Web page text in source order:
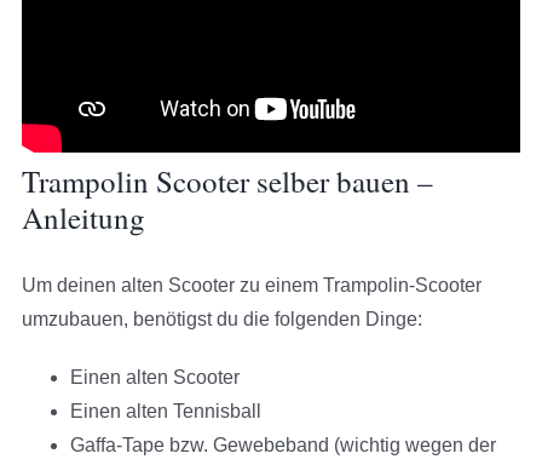
Trampolin Scooter selber bauen –
Anleitung
Um deinen alten Scooter zu einem Trampolin-Scooter
umzubauen, benötigst du die folgenden Dinge:
Einen alten Scooter
Einen alten Tennisball
Gaffa-Tape bzw. Gewebeband (wichtig wegen der